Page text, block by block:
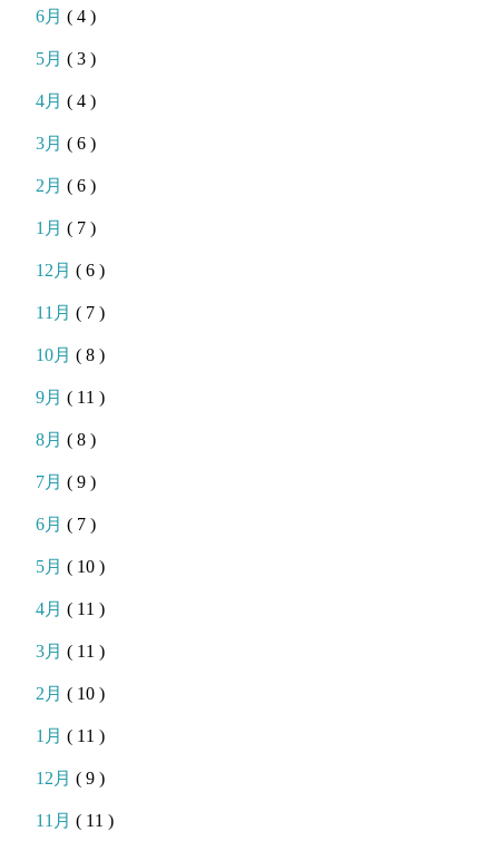
6月( 4 )
5月( 3 )
4月( 4 )
3月( 6 )
2月( 6 )
1月( 7 )
12月( 6 )
11月( 7 )
10月( 8 )
9月( 11 )
8月( 8 )
7月( 9 )
6月( 7 )
5月( 10 )
4月( 11 )
3月( 11 )
2月( 10 )
1月( 11 )
12月( 9 )
11月( 11 )